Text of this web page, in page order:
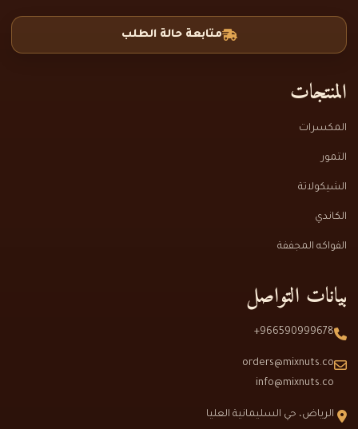
متابعة حالة الطلب
المنتجات
المكسرات
التمور
الشيكولاتة
الكاندي
الفواكه المجففة
بيانات التواصل
966590999678+
orders@mixnuts.co
info@mixnuts.co
الرياض، حي السليمانية العليا